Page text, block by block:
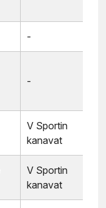
-
-
V Sportin
kanavat
V Sportin
kanavat